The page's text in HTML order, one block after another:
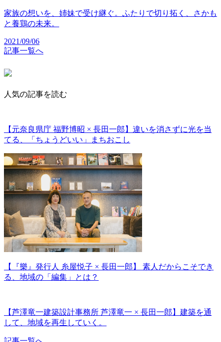
家族の想いを、姉妹で受け継ぐ。ふたりで切り拓く、さかも
と養鶏の未来。
2021/09/06
記事一覧へ
人気の記事を読む
【元奈良県庁 福野博昭 × 長田一郎】違いを消さずに光を当
てる、「ちょうどいい」まちおこし
【『樂』発行人 糸屋悦子 × 長田一郎】 素人だからこそでき
る、地域の「編集」とは？
【芦澤竜一建築設計事務所 芦澤竜一 × 長田一郎】建築を通
して、地域を再生していく。